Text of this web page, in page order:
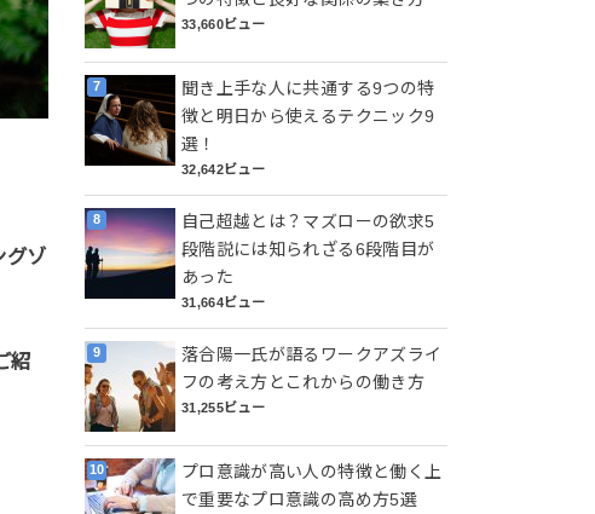
グゾ
紹
33,660ビュー
聞き上手な人に共通する9つの特
徴と明日から使えるテクニック9
選！
32,642ビュー
自己超越とは？マズローの欲求5
段階説には知られざる6段階目が
あった
31,664ビュー
落合陽一氏が語るワークアズライ
フの考え方とこれからの働き方
31,255ビュー
プロ意識が高い人の特徴と働く上
で重要なプロ意識の高め方5選